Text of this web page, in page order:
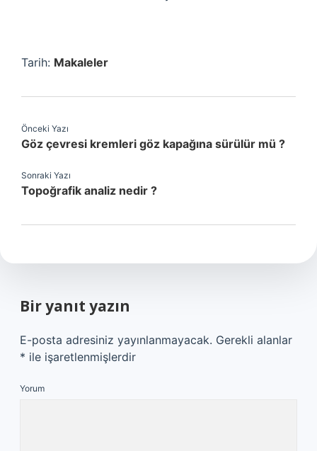
Tarih: Makaleler
Önceki Yazı
Göz çevresi kremleri göz kapağına sürülür mü ?
Sonraki Yazı
Topoğrafik analiz nedir ?
Bir yanıt yazın
E-posta adresiniz yayınlanmayacak. Gerekli alanlar
* ile işaretlenmişlerdir
Yorum